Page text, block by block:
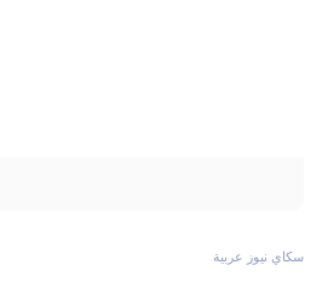
سكاي نيوز عربية